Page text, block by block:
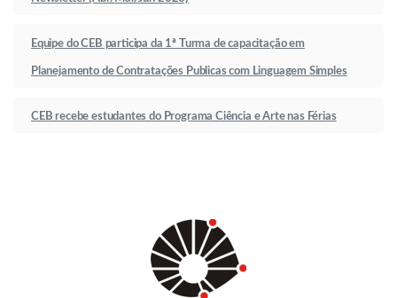
Equipe do CEB participa da 1ª Turma de capacitação em
Planejamento de Contratações Publicas com Linguagem Simples
CEB recebe estudantes do Programa Ciência e Arte nas Férias